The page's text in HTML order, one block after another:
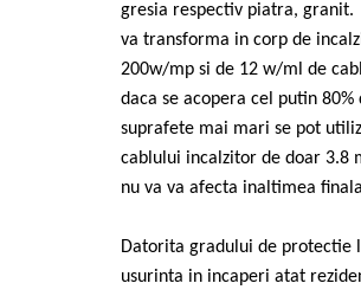
gresia respectiv piatra, granit.
va transforma in corp de
200w/mp si de 12 w/ml de
daca se acopera cel putin
suprafete mai mari se pot
cablului incalzitor de doar 3.8
nu va va afecta inaltimea
Datorita gradului de protectie
usurinta in incaperi atat